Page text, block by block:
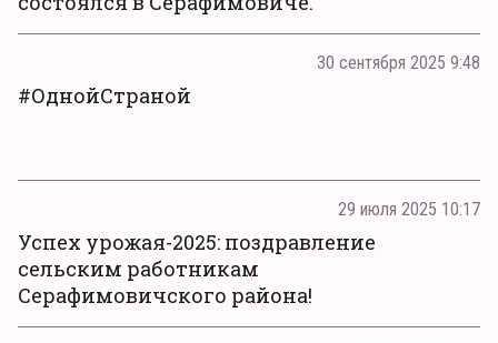
30 сентября 2025 9:48
#ОднойСтраной
29 июля 2025 10:17
Успех урожая-2025: поздравление
сельским работникам
Серафимовичского района!